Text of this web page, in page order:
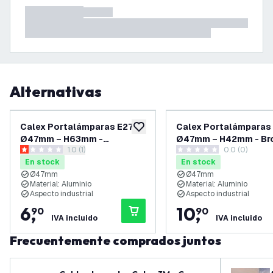
Alternativas
añadir a lista de deseos
Calex Portalámparas E27 –
Ø47mm – H63mm -
Cerámica - Negro
abrir el panel de reseñas
1 estrellas de puntuación
1.0 (1)
En stock
Ø47mm
Material: Aluminio
Aspecto industrial
6,
90
IVA incluido
Calex Portalámparas
Ø47mm – H42mm -
0 estrellas de puntuación
0.0 (0)
En stock
Ø47mm
Material: Aluminio
Aspecto industrial
10,
90
IVA incluido
Frecuentemente comprados juntos